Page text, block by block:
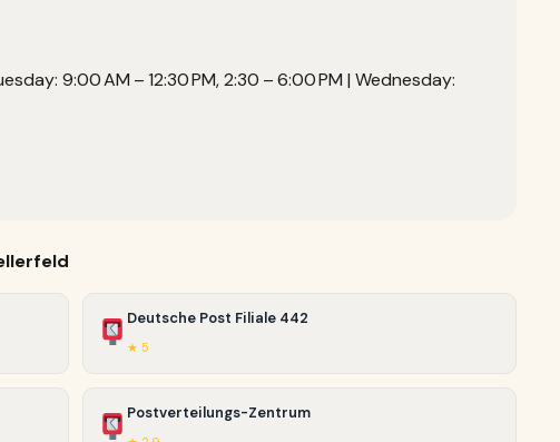
9:00 AM – 12:30 PM, 2:30 – 6:00 PM | Wednesday:
Deutsche Post Filiale 442
★ 5
Postverteilungs-Zentrum